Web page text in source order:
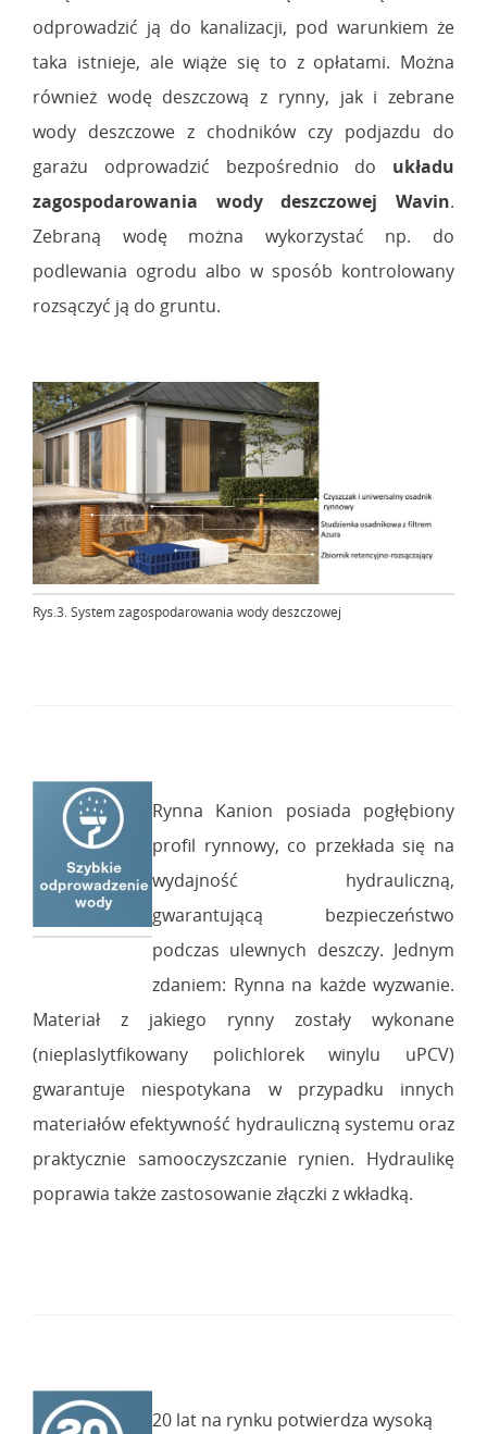
odprowadzić ją do kanalizacji, pod warunkiem że
taka istnieje, ale wiąże się to z opłatami. Można
również wodę deszczową z rynny, jak i zebrane
wody deszczowe z chodników czy podjazdu do
garażu odprowadzić bezpośrednio do układu
zagospodarowania wody deszczowej Wavin.
Zebraną wodę można wykorzystać np. do
podlewania ogrodu albo w sposób kontrolowany
rozsączyć ją do gruntu.
Rys.3. System zagospodarowania wody deszczowej
Rynna Kanion posiada pogłębiony
profil rynnowy, co przekłada się na
wydajność hydrauliczną,
gwarantującą bezpieczeństwo
podczas ulewnych deszczy. Jednym
zdaniem: Rynna na każde wyzwanie.
Materiał z jakiego rynny zostały wykonane
(nieplaslytfikowany polichlorek winylu uPCV)
gwarantuje niespotykana w przypadku innych
materiałów efektywność hydrauliczną systemu oraz
praktycznie samooczyszczanie rynien. Hydraulikę
poprawia także zastosowanie złączki z wkładką.
20 lat na rynku potwierdza wysoką